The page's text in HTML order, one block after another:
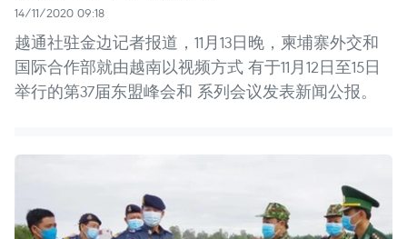
14/11/2020 09:18
越通社驻金边记者报道，11月13日晚，柬埔寨外交和
国际合作部就由越南以视频方式 有于11月12日至15日
举行的第37届东盟峰会和 系列会议发表新闻公报。